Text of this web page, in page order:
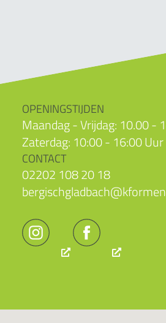
OPENINGSTIJDEN
Maandag - Vrijdag: 10.00 -
Zaterdag: 10:00 - 16:00 Uur
CONTACT
02202 108 20 18